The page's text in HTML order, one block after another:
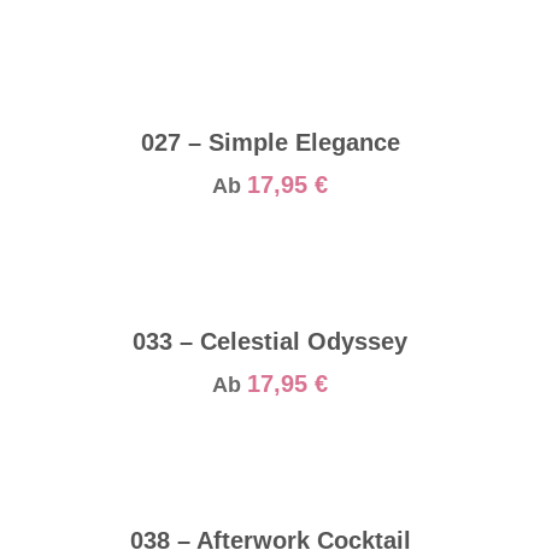
027 – Simple Elegance
Ab 17,95 €
033 – Celestial Odyssey
Ab 17,95 €
038 – Afterwork Cocktail